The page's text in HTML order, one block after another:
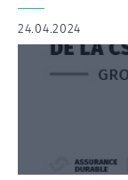
24.04.2024